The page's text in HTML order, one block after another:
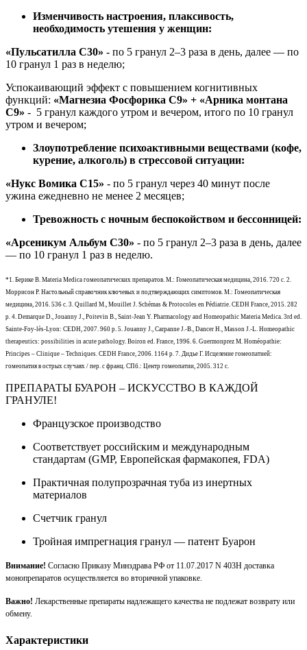
Изменчивость настроения, плаксивость,
необходимость утешения у женщин:
«Пульсатилла С30» - по 5 гранул 2–3 раза в день, далее — по
10 гранул 1 раз в неделю;
Успокаивающий эффект с повышением когнитивных
функций: «Магнезиа Фосфорика С9» + «Арника монтана
С9» - 5 гранул каждого утром и вечером, итого по 10 гранул
утром и вечером;
Злоупотребление психоактивными веществами (кофе,
курение, алкоголь) в стрессовой ситуации:
«Нукс Вомика С15» - по 5 гранул через 40 минут после
ужина ежедневно не менее 2 месяцев;
Тревожность с ночным беспокойством и бессонницей:
«Арсеникум Альбум С30» - по 5 гранул 2–3 раза в день, далее
— по 10 гранул 1 раз в неделю.
*1. Берике В. Materia Medica гомеопатических препаратов. М.: Гомеопатическая медицина, 2016. 720 с. 2.
Моррисон Р. Настольный справочник ключевых и подтверждающих симптомов. М.: Гомеопатическая
медицина, 2016. 536 с. 3. Quillard M., Mouillet J. Schémas & Protocoles en Pédiatrie. CEDH France, 2015. 282
p. 4. Demarque D., Jouanny J., Poitevin B., Saint-Jean Y. Pharmacology and Homeopathic Materia Medica. 3rd ed.
Sainte-Foy-lès-Lyon: CEDH, 2007. 960 р. 5. Jouanny J., Carpanne J.-B., Dancer H., Masson J.-L. Homeopathic
therapeutics: possibilities in acute pathology. Boiron ed. France, 1996. 6. Guermonprez M. Homéopathie:
Principes – Clinique – Techniques. CEDH France, 2006. 1164 p. 7. Дидье Г. Исцеление гомеопатией:
гомеопатия в острых случаях / пер. с франц. СПб.: Центр гомеопатии, 2005. 312 с.
ПРЕПАРАТЫ БУАРОН – ИСКУССТВО В КАЖДОЙ
ГРАНУЛЕ!
Французское производство
Соответствует российским и международным
стандартам (GMP, Европейская фармакопея, FDA)
Практичная полупрозрачная туба из инертных
материалов
Счетчик гранул
Тройная импрегнация гранул — патент Буарон
Внимание! Согласно Приказу Минздрава РФ от 11.07.2017 N 403Н доставка
монопрепаратов осуществляется во вторичной упаковке.
Важно! Лекарственные препараты надлежащего качества не подлежат возврату или
обмену.
Характеристики